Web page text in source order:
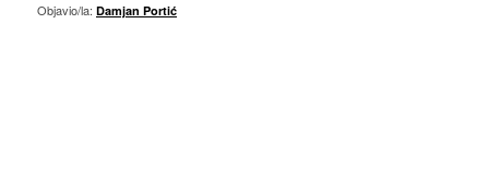
Objavio/la: Damjan Portić